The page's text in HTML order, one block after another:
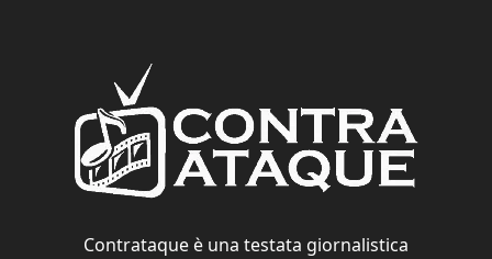
Contrataque è una testata giornalistica